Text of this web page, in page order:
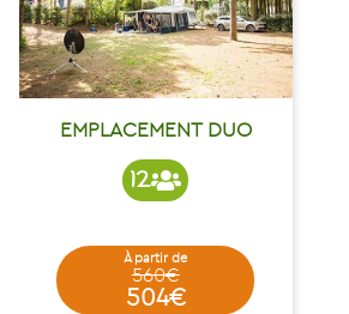
EMPLACEMENT DUO
12
à partir de
560€
504€